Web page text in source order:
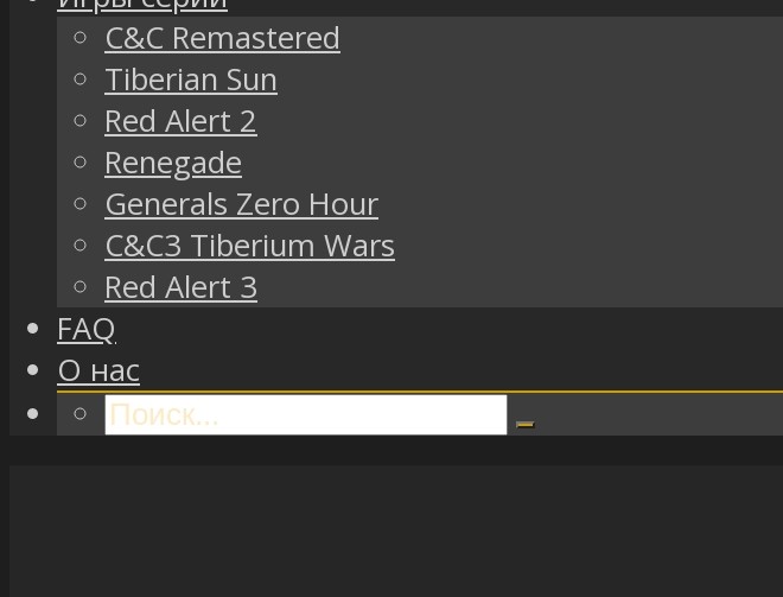
C&C Remastered
Tiberian Sun
Red Alert 2
Renegade
Generals Zero Hour
C&C3 Tiberium Wars
Red Alert 3
FAQ
О нас